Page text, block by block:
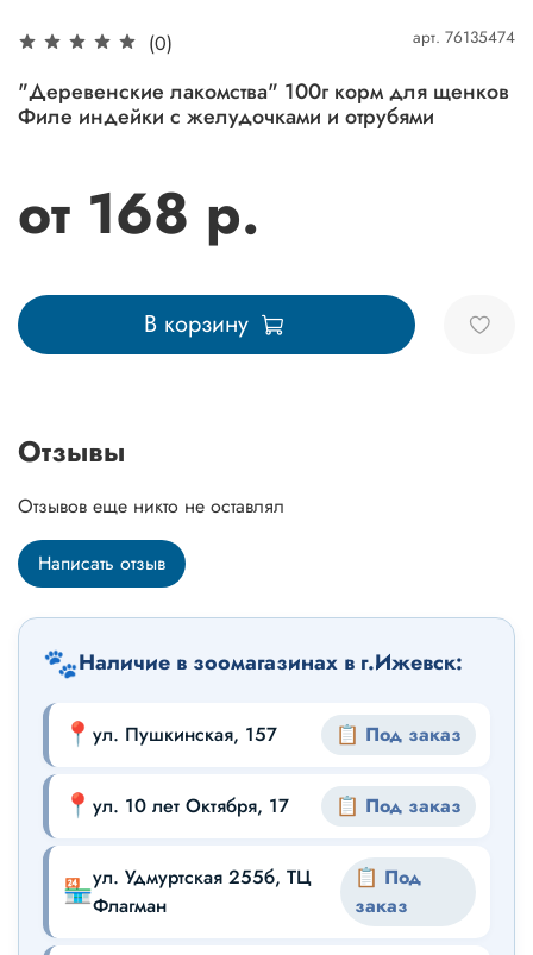
(0) арт. 76135474
"Деревенские лакомства" 100г корм для щенков
Филе индейки с желудочками и отрубями
от 168 р.
В корзину
Отзывы
Отзывов еще никто не оставлял
Написать отзыв
🐾Наличие в зоомагазинах в г.Ижевск:
📍 ул. Пушкинская, 157 📋 Под заказ
📍 ул. 10 лет Октября, 17 📋 Под заказ
🏪ул. Удмуртская 255б, ТЦ
Флагман
📋 Под
заказ